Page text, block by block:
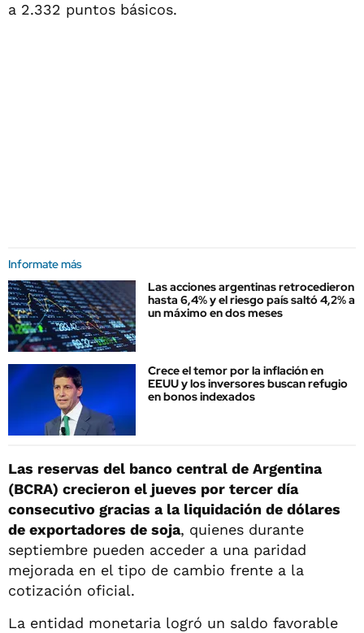
a 2.332 puntos básicos.
Informate más
Las acciones argentinas retrocedieron
hasta 6,4% y el riesgo país saltó 4,2% a
un máximo en dos meses
Crece el temor por la inflación en
EEUU y los inversores buscan refugio
en bonos indexados
Las reservas del banco central de Argentina
(BCRA) crecieron el jueves por tercer día
consecutivo gracias a la liquidación de dólares
de exportadores de soja, quienes durante
septiembre pueden acceder a una paridad
mejorada en el tipo de cambio frente a la
cotización oficial.
La entidad monetaria logró un saldo favorable